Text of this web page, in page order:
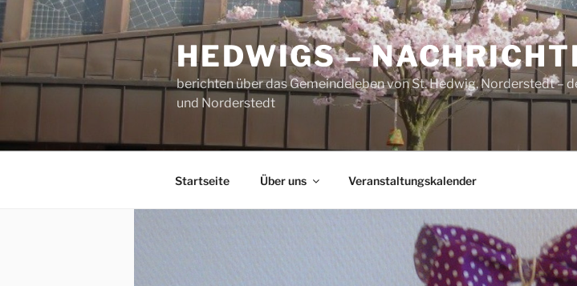
Zum
Inhalt
springen
HEDWIGS –
berichten über das Gemeindeleben von St. Hedwig, Norderstedt
und Norderstedt
Startseite Über uns Veranstaltungskalender